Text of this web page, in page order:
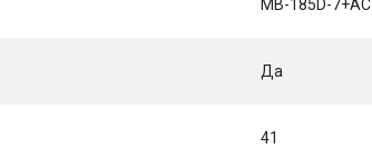
MB-185D-7+AC
Да
41